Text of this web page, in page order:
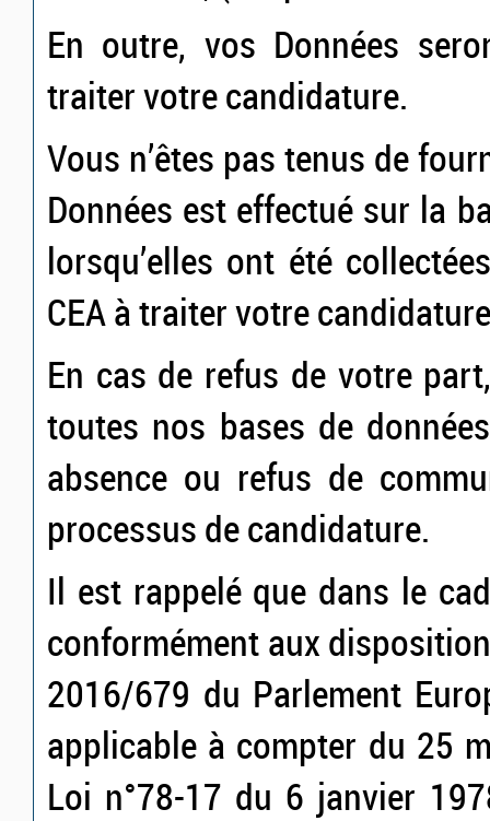
En outre, vos Données
traiter votre candidature.
Vous n’êtes pas tenus de
Données est effectué sur la
lorsqu’elles ont été
CEA à traiter votre
En cas de refus de votre
toutes nos bases de
absence ou refus de
processus de candidature.
Il est rappelé que dans le
conformément aux
2016/679 du Parlement
applicable à compter du 25
Loi n°78-17 du 6 janvier